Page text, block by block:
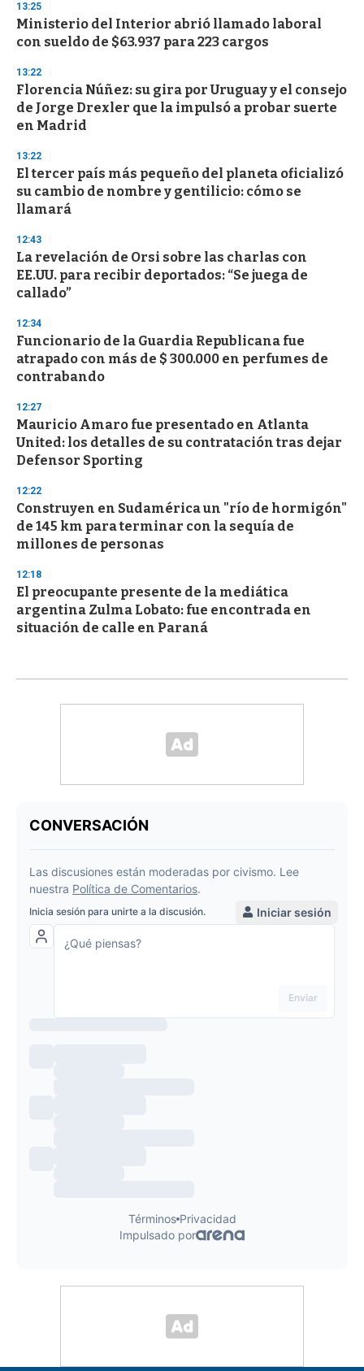
d
s
o
f
3
s
e
c
o
d
s
13:25
Ministerio del Interior abrió llamado laboral
con sueldo de $63.937 para 223 cargos
13:22
Florencia Núñez: su gira por Uruguay y el consejo
de Jorge Drexler que la impulsó a probar suerte
en Madrid
13:22
El tercer país más pequeño del planeta oficializó
su cambio de nombre y gentilicio: cómo se
llamará
12:43
La revelación de Orsi sobre las charlas con
EE.UU. para recibir deportados: “Se juega de
callado”
12:34
Funcionario de la Guardia Republicana fue
atrapado con más de $ 300.000 en perfumes de
contrabando
12:27
Mauricio Amaro fue presentado en Atlanta
United: los detalles de su contratación tras dejar
Defensor Sporting
12:22
Construyen en Sudamérica un "río de hormigón"
de 145 km para terminar con la sequía de
millones de personas
12:18
El preocupante presente de la mediática
argentina Zulma Lobato: fue encontrada en
situación de calle en Paraná